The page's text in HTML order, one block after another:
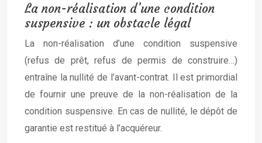
La non-réalisation d’une condition
suspensive : un obstacle légal
La non-réalisation d’une condition suspensive
(refus de prêt, refus de permis de construire…)
entraîne la nullité de l’avant-contrat. Il est primordial
de fournir une preuve de la non-réalisation de la
condition suspensive. En cas de nullité, le dépôt de
garantie est restitué à l’acquéreur.